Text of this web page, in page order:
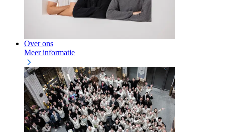
Over ons
Meer informatie